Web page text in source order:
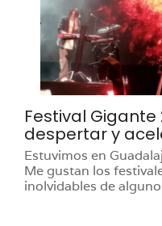
Festival Gigante
despertar y
Estuvimos en
Me gustan los
inolvidables de